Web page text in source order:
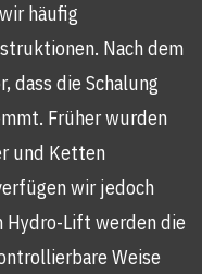
häufig
Nach dem
dass die Schalung
Früher wurden
und Ketten
wir jedoch
Hydro-Lift werden die
Weise